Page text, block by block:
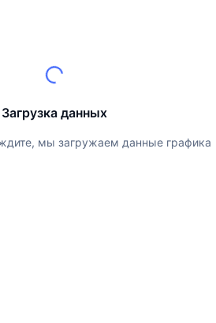
Загрузка данных
мы загружаем данные графика